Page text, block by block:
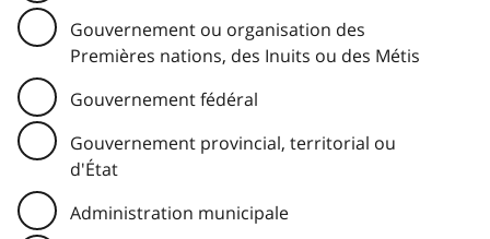
Gouvernement ou organisation des
Premières nations, des Inuits ou des Métis
Gouvernement fédéral
Gouvernement provincial, territorial ou
d'État
Administration municipale